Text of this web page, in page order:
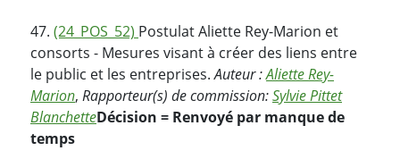
47. (24_POS_52) Postulat Aliette Rey-Marion et
consorts - Mesures visant à créer des liens entre
le public et les entreprises.Auteur :Aliette Rey-
Marion, Rapporteur(s) de commission:Sylvie Pittet
BlanchetteDécision = Renvoyé par manque de
temps